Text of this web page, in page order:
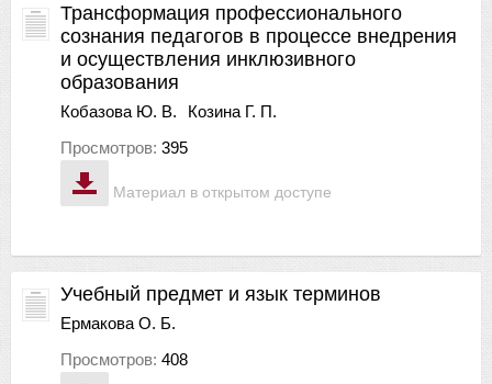
Материал в открытом доступе
Трансформация профессионального
сознания педагогов в процессе внедрения
и осуществления инклюзивного
образования
Кобазова Ю. В.
Козина Г. П.
Просмотров: 395
Учебный предмет и язык терминов
Ермакова О. Б.
Просмотров: 408